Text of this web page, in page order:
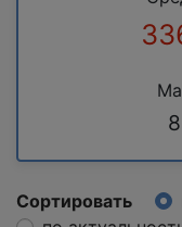
Сортировать